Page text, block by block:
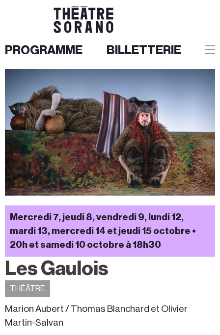
contenu
PROGRAMME BILLETTERIE
Mercredi 7, jeudi 8, vendredi 9, lundi 12,
mardi 13, mercredi 14 et jeudi 15 octobre •
20h et samedi 10 octobre à 18h30
Les Gaulois
THÉÂTRE
Marion Aubert / Thomas Blanchard et Olivier
Martin-Salvan